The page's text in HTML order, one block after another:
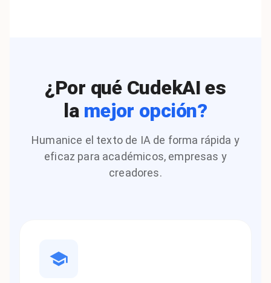
¿Por qué CudekAI es
la mejor opción?
Humanice el texto de IA de forma rápida y
eficaz para académicos, empresas y
creadores.